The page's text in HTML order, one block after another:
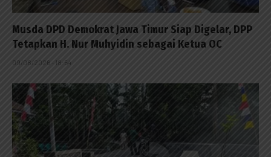
Musda DPD Demokrat Jawa Timur Siap Digelar, DPP
Tetapkan H. Nur Muhyidin sebagai Ketua OC
09/08/2026 - 18:54